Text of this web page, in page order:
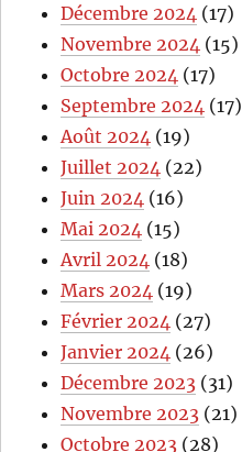
Décembre 2024 (17)
Novembre 2024 (15)
Octobre 2024 (17)
Septembre 2024 (17)
Août 2024 (19)
Juillet 2024 (22)
Juin 2024 (16)
Mai 2024 (15)
Avril 2024 (18)
Mars 2024 (19)
Février 2024 (27)
Janvier 2024 (26)
Décembre 2023 (31)
Novembre 2023 (21)
Octobre 2023 (28)